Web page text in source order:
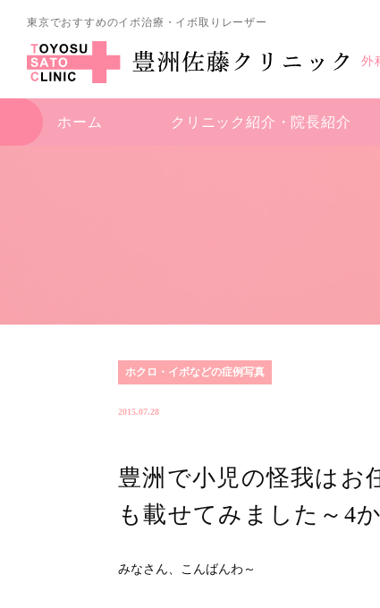
東京でおすすめのイボ治療・イボ取りレーザー
外
ホーム クリニック紹介・ 院長紹介
ホクロ・イボなどの症例写真
2015.07.28
豊洲で小児の怪我はお
も載せてみました～4か
みなさん、こんばんわ～